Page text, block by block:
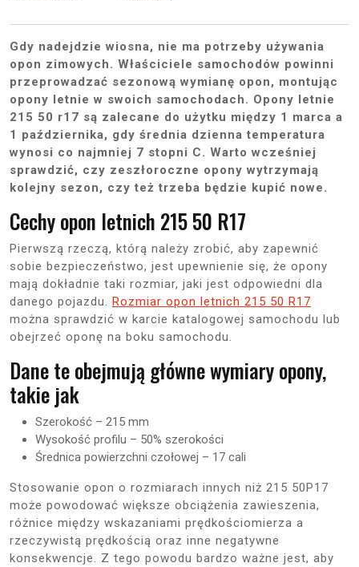
Gdy nadejdzie wiosna, nie ma potrzeby używania
opon zimowych. Właściciele samochodów powinni
przeprowadzać sezonową wymianę opon, montując
opony letnie w swoich samochodach. Opony letnie
215 50 r17 są zalecane do użytku między 1 marca a
1 października, gdy średnia dzienna temperatura
wynosi co najmniej 7 stopni C. Warto wcześniej
sprawdzić, czy zeszłoroczne opony wytrzymają
kolejny sezon, czy też trzeba będzie kupić nowe.
Cechy opon letnich 215 50 R17
Pierwszą rzeczą, którą należy zrobić, aby zapewnić
sobie bezpieczeństwo, jest upewnienie się, że opony
mają dokładnie taki rozmiar, jaki jest odpowiedni dla
danego pojazdu. Rozmiar opon letnich 215 50 R17
można sprawdzić w karcie katalogowej samochodu lub
obejrzeć oponę na boku samochodu.
Dane te obejmują główne wymiary opony,
takie jak
Szerokość – 215 mm
Wysokość profilu – 50% szerokości
Średnica powierzchni czołowej – 17 cali
Stosowanie opon o rozmiarach innych niż 215 50P17
może powodować większe obciążenia zawieszenia,
różnice między wskazaniami prędkościomierza a
rzeczywistą prędkością oraz inne negatywne
konsekwencje. Z tego powodu bardzo ważne jest, aby